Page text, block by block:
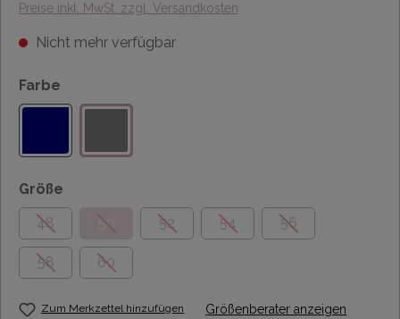
Preise inkl. MwSt. zzgl. Versandkosten
Nicht mehr verfügbar
Farbe
Größe
48
50 52 54 56
58 60
Zum Merkzettel hinzufügen Größenberater anzeigen